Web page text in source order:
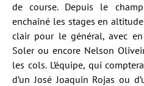
de course. Depuis le
enchaîné les stages en
clair pour le général, avec
Soler ou encore Nelson
les cols. L’équipe, qui
d’un José Joaquin Rojas ou